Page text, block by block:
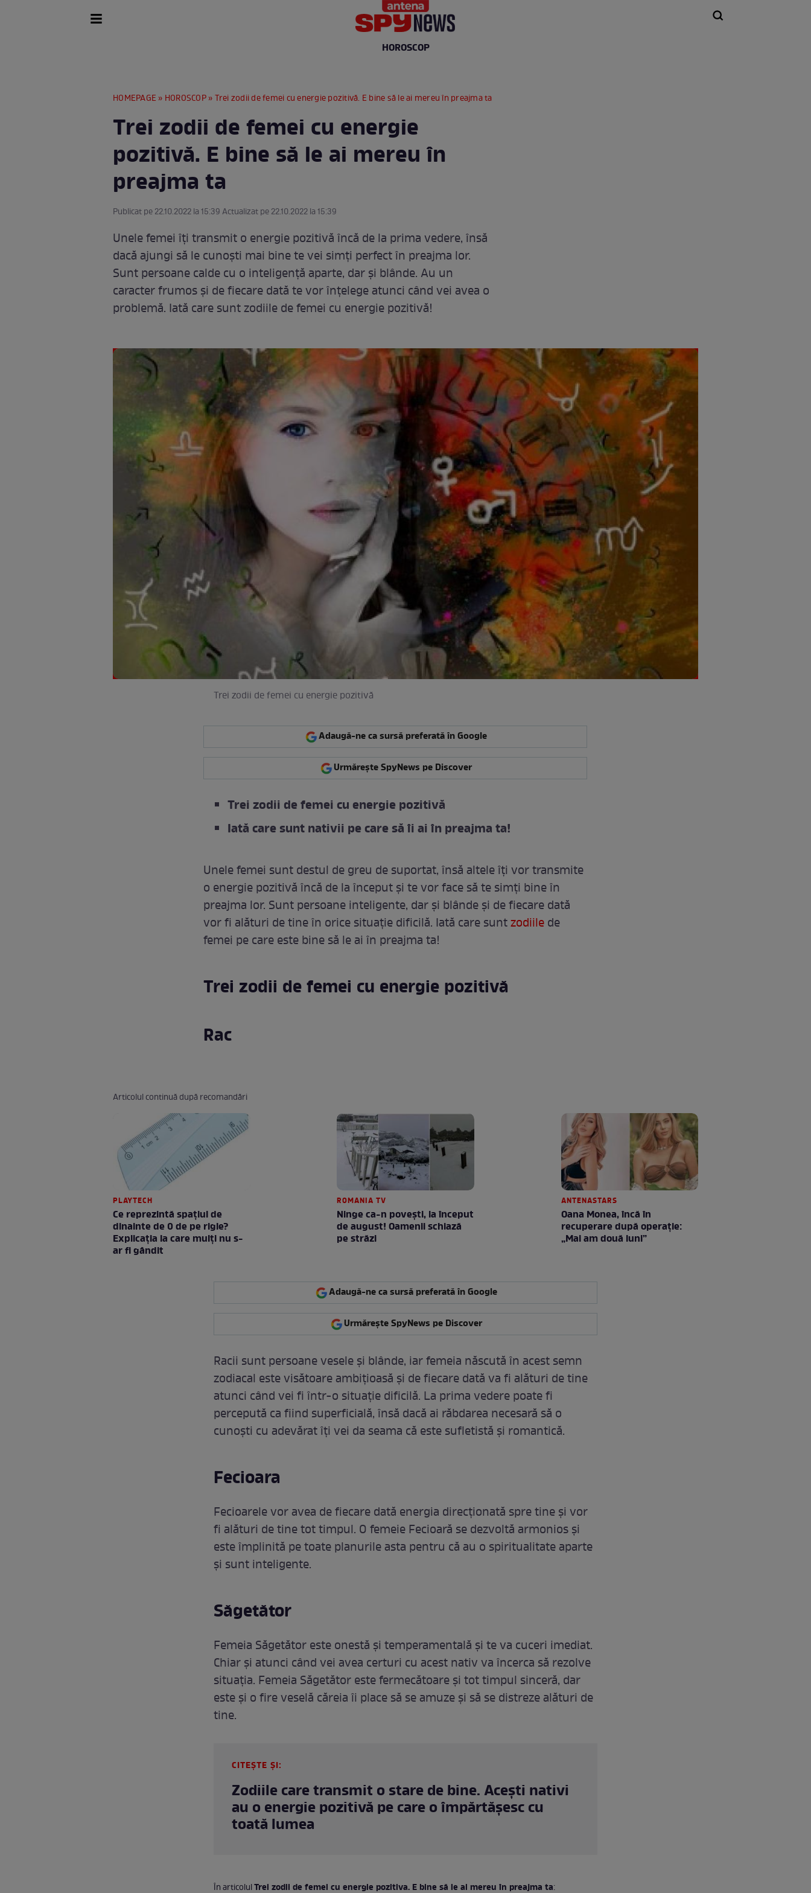
HOROSCOP
HOMEPAGE » HOROSCOP» Trei zodii de femei cu energie pozitivă. E bine să le ai mereu în preajma ta
Trei zodii de femei cu energie
pozitivă. E bine să le ai mereu în
preajma ta
Publicat pe 22.10.2022 la 15:39 Actualizat pe 22.10.2022 la 15:39
Unele femei îți transmit o energie pozitivă încă de la prima vedere, însă
dacă ajungi să le cunoști mai bine te vei simți perfect în preajma lor.
Sunt persoane calde cu o inteligență aparte, dar și blânde. Au un
caracter frumos și de fiecare dată te vor înțelege atunci când vei avea o
problemă. Iată care sunt zodiile de femei cu energie pozitivă!
Trei zodii de femei cu energie pozitivă
Adaugă-ne ca sursă preferată în Google
Urmărește SpyNews pe Discover
Trei zodii de femei cu energie pozitivă
Iată care sunt nativii pe care să îi ai în preajma ta!
Unele femei sunt destul de greu de suportat, însă altele îți vor transmite
o energie pozitivă încă de la început și te vor face să te simți bine în
preajma lor. Sunt persoane inteligente, dar și blânde și de fiecare dată
vor fi alături de tine în orice situație dificilă. Iată care suntzodiilede
femei pe care este bine să le ai în preajma ta!
Trei zodii de femei cu energie pozitivă
Rac
Articolul continuă după recomandări
PLAYTECH
Ce reprezintă spaţiul de
dinainte de 0 de pe rigle?
Explicaţia la care mulţi nu s-
ar fi gândit
ROMANIA TV
Ninge ca-n povești, la început
de august! Oamenii schiază
pe străzi
ANTENASTARS
Oana Monea, încă în
recuperare după operație:
„Mai am două luni”
Adaugă-ne ca sursă preferată în Google
Urmărește SpyNews pe Discover
Racii sunt persoane vesele și blânde, iar femeia născută în acest semn
zodiacal este visătoare ambițioasă și de fiecare dată va fi alături de tine
atunci când vei fi într-o situație dificilă. La prima vedere poate fi
percepută ca fiind superficială, însă dacă ai răbdarea necesară să o
cunoști cu adevărat îți vei da seama că este sufletistă și romantică.
Fecioara
Fecioarele vor avea de fiecare dată energia direcționată spre tine și vor
fi alături de tine tot timpul. O femeie Fecioară se dezvoltă armonios și
este împlinită pe toate planurile asta pentru că au o spiritualitate aparte
și sunt inteligente.
Săgetător
Femeia Săgetător este onestă și temperamentală și te va cuceri imediat.
Chiar și atunci când vei avea certuri cu acest nativ va încerca să rezolve
situația. Femeia Săgetător este fermecătoare și tot timpul sinceră, dar
este și o fire veselă căreia îi place să se amuze și să se distreze alături de
tine.
CITEȘTE ȘI:
Zodiile care transmit o stare de bine. Acești nativi
au o energie pozitivă pe care o împărtășesc cu
toată lumea
În articolulTrei zodii de femei cu energie pozitiva. E bine să le ai mereu în preajma ta: